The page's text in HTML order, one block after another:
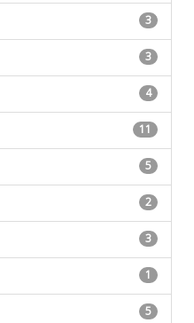
3
3
4
11
5
2
3
1
5